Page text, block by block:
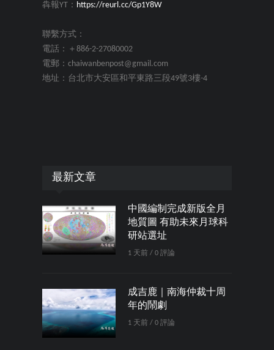
犇報YT： https://reurl.cc/Gp1Y8W
聯繫方式：
電話：＋886-2-27080002
電郵：chaiwanbenpost@gmail.com
地址：台北市大安區和平東路三段49號3樓-4
最新文章
中國編制完成新版全月
地質圖 有助未來月球科
研站選址
1 天前 / 0 評論
成吉鹿｜南海仲裁十周
年的鬧劇
1 天前 / 0 評論